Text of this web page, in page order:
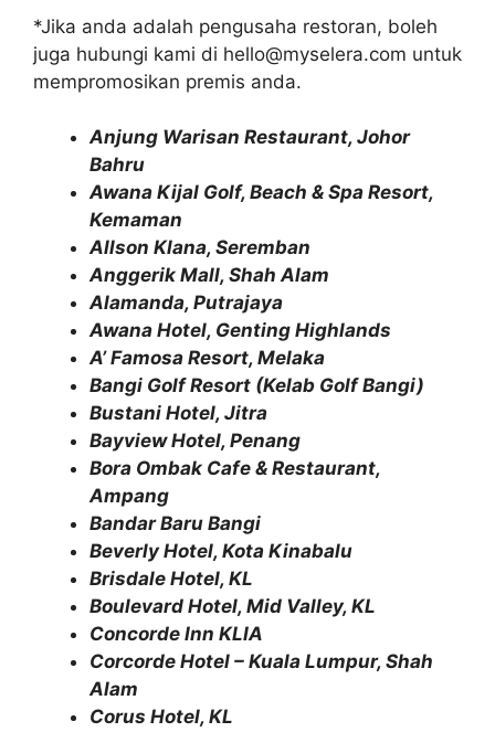
*Jika anda adalah pengusaha restoran, boleh
juga hubungi kami di hello@myselera.com untuk
mempromosikan premis anda.
Anjung Warisan Restaurant, Johor
Bahru
Awana Kijal Golf, Beach & Spa Resort,
Kemaman
Allson Klana, Seremban
Anggerik Mall, Shah Alam
Alamanda, Putrajaya
Awana Hotel, Genting Highlands
A’ Famosa Resort, Melaka
Bangi Golf Resort (Kelab Golf Bangi)
Bustani Hotel, Jitra
Bayview Hotel, Penang
Bora Ombak Cafe & Restaurant,
Ampang
Bandar Baru Bangi
Beverly Hotel, Kota Kinabalu
Brisdale Hotel, KL
Boulevard Hotel, Mid Valley, KL
Concorde Inn KLIA
Corcorde Hotel – Kuala Lumpur, Shah
Alam
Corus Hotel, KL